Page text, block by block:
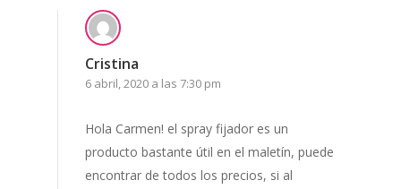
Cristina
6 abril, 2020 a las 7:30 pm
Hola Carmen! el spray fijador es un
producto bastante útil en el maletín, puede
encontrar de todos los precios, si al